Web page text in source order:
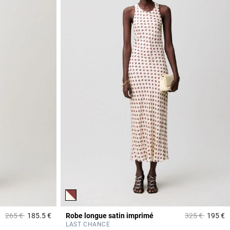
Prix réduit à partir de
265 €à185.5 €4,7 out of 5 Customer Rating
Robe longue satin imprimé Prix réduit à
325 €à195 €
LAST CHANCE